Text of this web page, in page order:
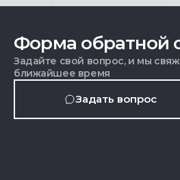
Форма обратной
Задайте свой вопрос, и мы
ближайшее время
Задать вопрос